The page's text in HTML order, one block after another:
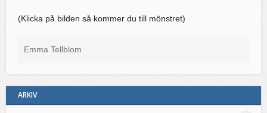
(Klicka på bilden så kommer du till mönstret)
Emma Tellblom
ARKIV